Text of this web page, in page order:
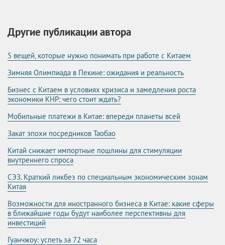
Другие публикации автора
5 вещей, которые нужно понимать при работе с Китаем
Зимняя Олимпиада в Пекине: ожидания и реальность
Бизнес с Китаем в условиях кризиса и замедления роста
экономики КНР: чего стоит ждать?
Мобильные платежи в Китае: впереди планеты всей
Закат эпохи посредников Таобао
Китай снижает импортные пошлины для стимуляции
внутреннего спроса
СЭЗ. Краткий ликбез по специальным экономическим зонам
Китая
Возможности для иностранного бизнеса в Китае: какие сферы
в ближайшие годы будут наиболее перспективны для
инвестиций
Гуанчжоу: успеть за 72 часа